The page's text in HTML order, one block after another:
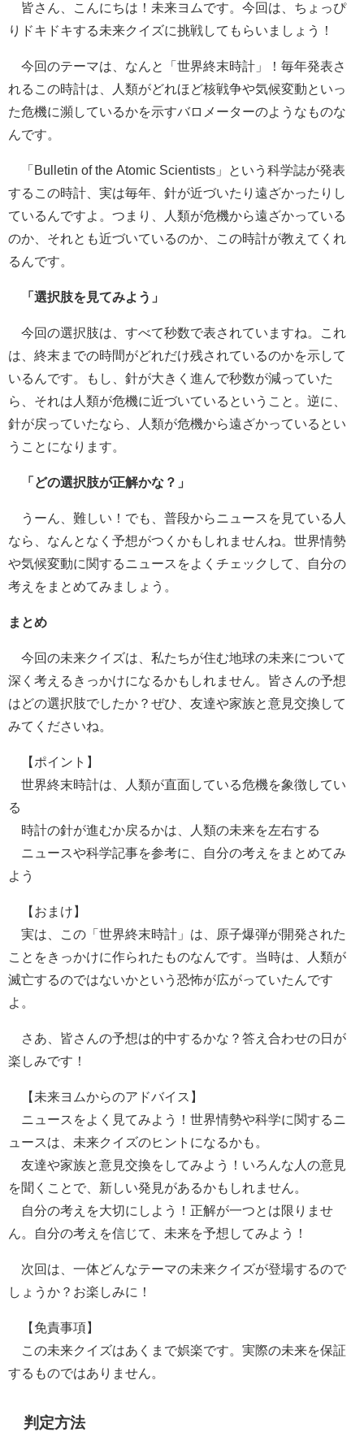
皆さん、こんにちは！未来ヨムです。今回は、ちょっぴ
りドキドキする未来クイズに挑戦してもらいましょう！
今回のテーマは、なんと「世界終末時計」！毎年発表さ
れるこの時計は、人類がどれほど核戦争や気候変動といっ
た危機に瀕しているかを示すバロメーターのようなものな
んです。
「Bulletin of the Atomic Scientists」という科学誌が発表
するこの時計、実は毎年、針が近づいたり遠ざかったりし
ているんですよ。つまり、人類が危機から遠ざかっている
のか、それとも近づいているのか、この時計が教えてくれ
るんです。
「選択肢を見てみよう」
今回の選択肢は、すべて秒数で表されていますね。これ
は、終末までの時間がどれだけ残されているのかを示して
いるんです。もし、針が大きく進んで秒数が減っていた
ら、それは人類が危機に近づいているということ。逆に、
針が戻っていたなら、人類が危機から遠ざかっているとい
うことになります。
「どの選択肢が正解かな？」
うーん、難しい！でも、普段からニュースを見ている人
なら、なんとなく予想がつくかもしれませんね。世界情勢
や気候変動に関するニュースをよくチェックして、自分の
考えをまとめてみましょう。
まとめ
今回の未来クイズは、私たちが住む地球の未来について
深く考えるきっかけになるかもしれません。皆さんの予想
はどの選択肢でしたか？ぜひ、友達や家族と意見交換して
みてくださいね。
【ポイント】
世界終末時計は、人類が直面している危機を象徴してい
る
時計の針が進むか戻るかは、人類の未来を左右する
ニュースや科学記事を参考に、自分の考えをまとめてみ
よう
【おまけ】
実は、この「世界終末時計」は、原子爆弾が開発された
ことをきっかけに作られたものなんです。当時は、人類が
滅亡するのではないかという恐怖が広がっていたんです
よ。
さあ、皆さんの予想は的中するかな？答え合わせの日が
楽しみです！
【未来ヨムからのアドバイス】
ニュースをよく見てみよう！世界情勢や科学に関するニ
ュースは、未来クイズのヒントになるかも。
友達や家族と意見交換をしてみよう！いろんな人の意見
を聞くことで、新しい発見があるかもしれません。
自分の考えを大切にしよう！正解が一つとは限りませ
ん。自分の考えを信じて、未来を予想してみよう！
次回は、一体どんなテーマの未来クイズが登場するので
しょうか？お楽しみに！
【免責事項】
この未来クイズはあくまで娯楽です。実際の未来を保証
するものではありません。
判定方法